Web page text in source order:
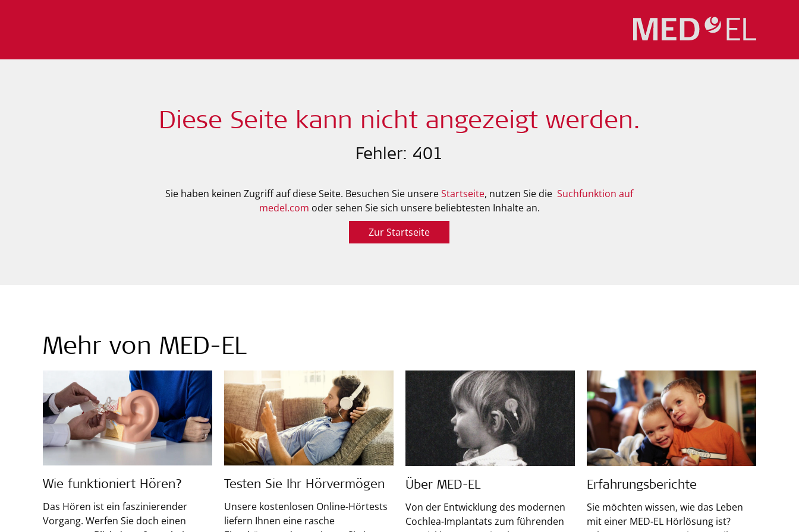
Diese Seite kann nicht angezeigt werden.
Fehler: 401
Sie haben keinen Zugriff auf diese Seite. Besuchen Sie unsereStartseite, nutzen Sie dieSuchfunktion auf
medel.com oder sehen Sie sich unsere beliebtesten Inhalte an.
Zur Startseite
Mehr von MED-EL
Wie funktioniert Hören?
Das Hören ist ein faszinierender
Vorgang. Werfen Sie doch einen
Testen Sie Ihr Hörvermögen
Unsere kostenlosen Online-Hörtests
liefern Ihnen eine rasche
Über MED-EL
Von der Entwicklung des modernen
Cochlea-Implantats zum führenden
Erfahrungsberichte
Sie möchten wissen, wie das Leben
mit einer MED-EL Hörlösung ist?